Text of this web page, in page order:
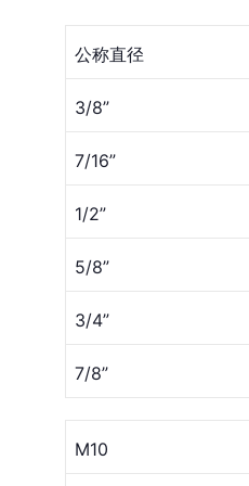
公称直径
3/8”
7/16”
1/2”
5/8”
3/4”
7/8”
M10